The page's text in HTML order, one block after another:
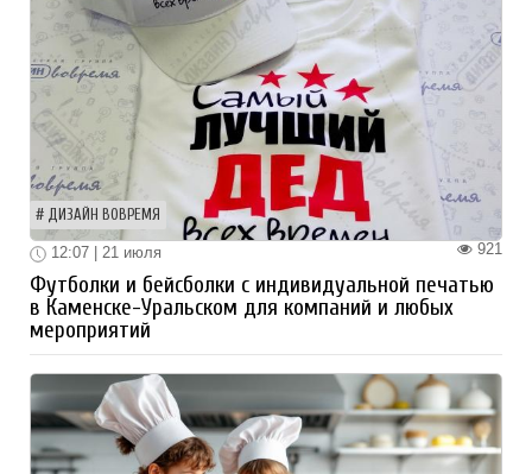
ДИЗАЙН ВОВРЕМЯ
921
12:07 | 21 июля
Футболки и бейсболки с индивидуальной печатью
в Каменске-Уральском для компаний и любых
мероприятий